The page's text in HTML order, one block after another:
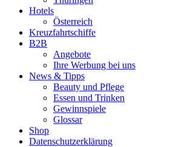
Hotels
Österreich
Kreuzfahrtschiffe
B2B
Angebote
Ihre Werbung bei uns
News & Tipps
Beauty und Pflege
Essen und Trinken
Gewinnspiele
Glossar
Shop
Datenschutzerklärung